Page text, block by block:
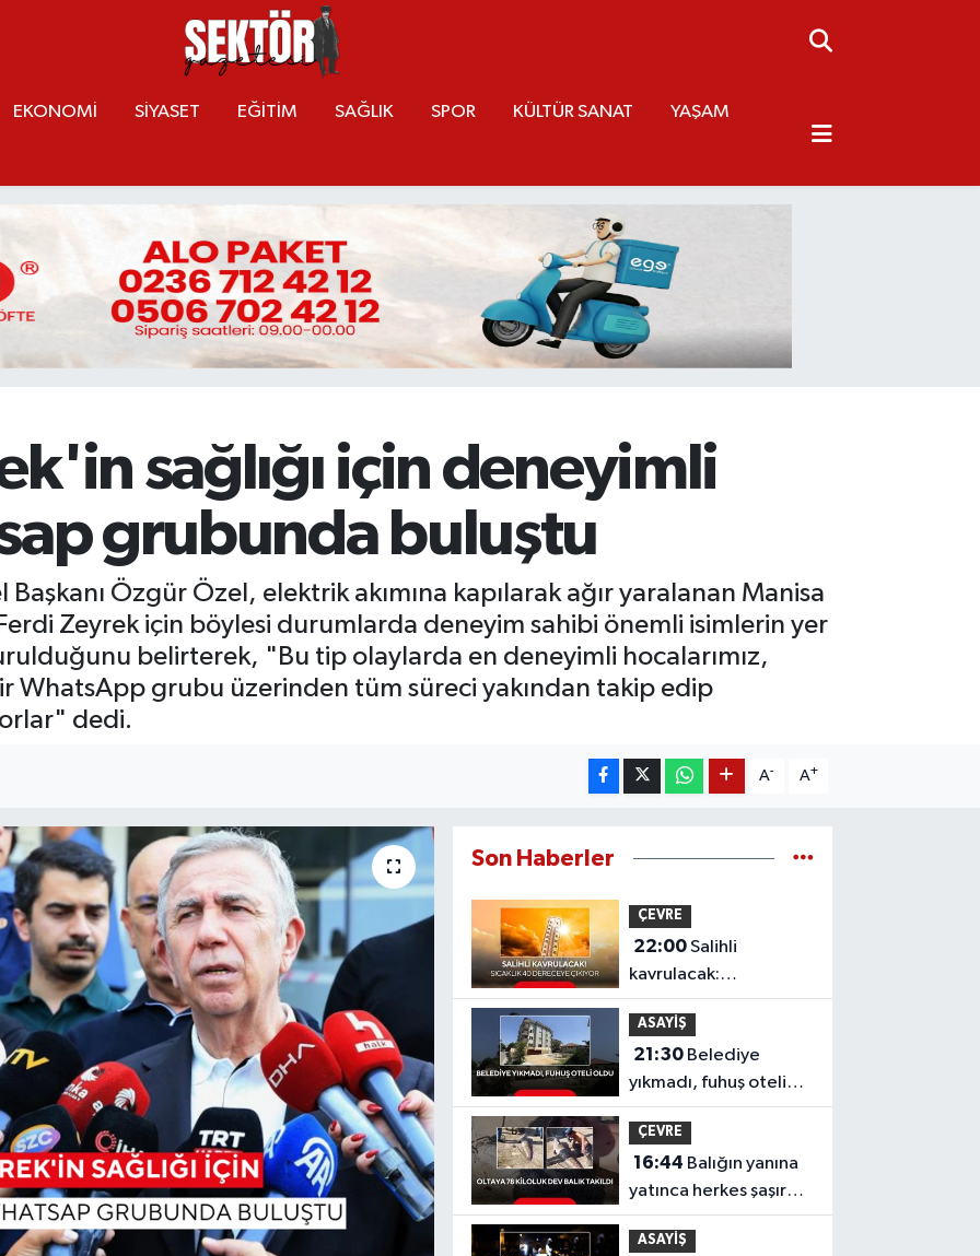
EKONOMİ SİYASET EĞİTİM SAĞLIK SPOR KÜLTÜR SANAT YAŞAM
sağlığı için deneyimli
grubunda buluştu
Özgür Özel, elektrik akımına kapılarak ağır yaralanan Manisa
Zeyrek için böylesi durumlarda deneyim sahibi önemli isimlerin yer
belirterek, "Bu tip olaylarda en deneyimli hocalarımız,
WhatsApp grubu üzerinden tüm süreci yakından takip edip
dedi.
A- A+
Son Haberler
ÇEVRE
22:00Salihli
kavrulacak:
Termometreler 40
dereceyi gösterecek
ASAYİŞ
21:30
yıkmadı, fuhuş oteli
oldu
ÇEVRE
16:44
yatınca herkes şaşırdı!
Oltaya takılan 190
santimlik dev yayın
ASAYİŞ